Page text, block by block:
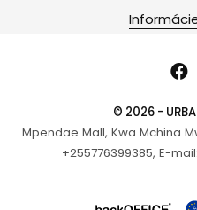
© 2026 -
Mpendae Mall, Kwa Mchina
+255776399385, E-